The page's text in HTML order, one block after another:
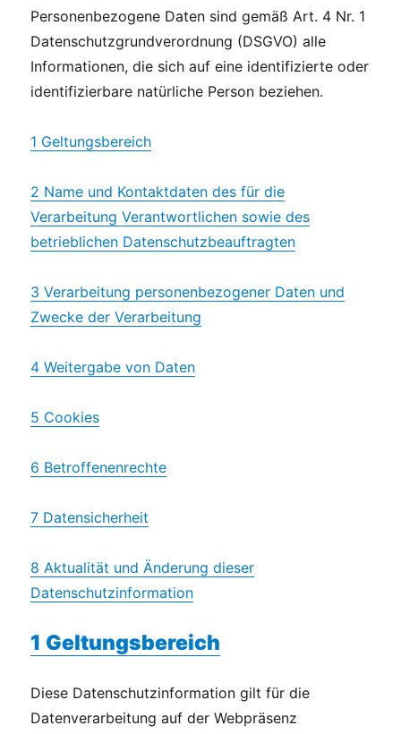
Personenbezogene Daten sind gemäß Art. 4 Nr. 1
Datenschutzgrundverordnung (DSGVO) alle
Informationen, die sich auf eine identifizierte oder
identifizierbare natürliche Person beziehen.
1 Geltungsbereich
2 Name und Kontaktdaten des für die
Verarbeitung Verantwortlichen sowie des
betrieblichen Datenschutzbeauftragten
3 Verarbeitung personenbezogener Daten und
Zwecke der Verarbeitung
4 Weitergabe von Daten
5 Cookies
6 Betroffenenrechte
7 Datensicherheit
8 Aktualität und Änderung dieser
Datenschutzinformation
1 Geltungsbereich
Diese Datenschutzinformation gilt für die
Datenverarbeitung auf der Webpräsenz